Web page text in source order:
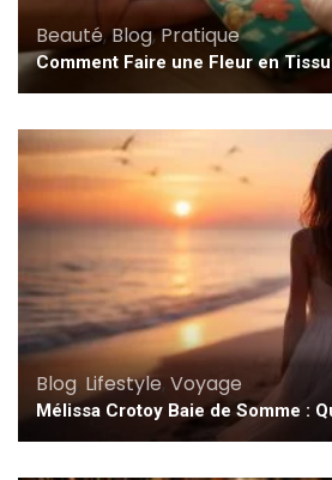
Beauté,Blog, Pratique
Comment Faire une Fleur en Tissu
Blog, Lifestyle, Voyage
Mélissa Crotoy Baie de Somme :